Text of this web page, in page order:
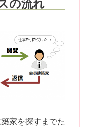
の流れ
家を探すまでた